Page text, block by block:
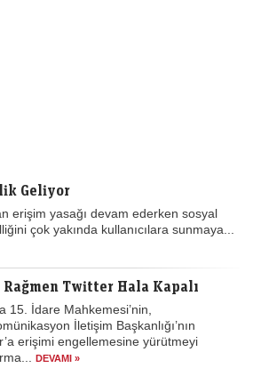
Geliyor
erişim yasağı devam ederken sosyal
çok yakında kullanıcılara sunmaya...
Twitter Hala Kapalı
15. İdare Mahkemesi’nin,
İletişim Başkanlığı’nın
erişimi engellemesine yürütmeyi
DEVAMI »